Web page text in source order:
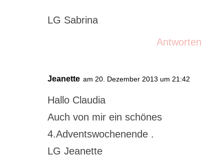
LG Sabrina
Antworten
Jeanette am 20. Dezember 2013 um 21:42
Hallo Claudia
Auch von mir ein schönes
4.Adventswochenende .
LG Jeanette